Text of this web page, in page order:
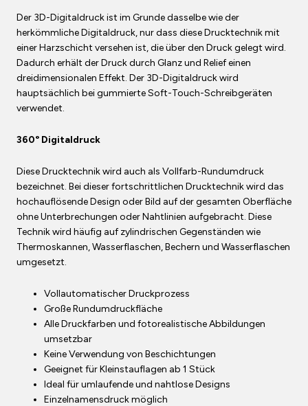
Der 3D-Digitaldruck ist im Grunde dasselbe wie der
herkömmliche Digitaldruck, nur dass diese Drucktechnik mit
einer Harzschicht versehen ist, die über den Druck gelegt wird.
Dadurch erhält der Druck durch Glanz und Relief einen
dreidimensionalen Effekt. Der 3D-Digitaldruck wird
hauptsächlich bei gummierte Soft-Touch-Schreibgeräten
verwendet.
360° Digitaldruck
Diese Drucktechnik wird auch als Vollfarb-Rundumdruck
bezeichnet. Bei dieser fortschrittlichen Drucktechnik wird das
hochauflösende Design oder Bild auf der gesamten Oberfläche
ohne Unterbrechungen oder Nahtlinien aufgebracht. Diese
Technik wird häufig auf zylindrischen Gegenständen wie
Thermoskannen, Wasserflaschen, Bechern und Wasserflaschen
umgesetzt.
Vollautomatischer Druckprozess
Große Rundumdruckfläche
Alle Druckfarben und fotorealistische Abbildungen
umsetzbar
Keine Verwendung von Beschichtungen
Geeignet für Kleinstauflagen ab 1 Stück
Ideal für umlaufende und nahtlose Designs
Einzelnamensdruck möglich